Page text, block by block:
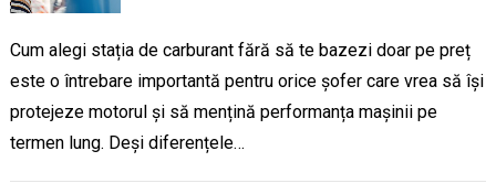
Cum alegi stația de carburant fără să te bazezi doar pe preț
este o întrebare importantă pentru orice șofer care vrea să își
protejeze motorul și să mențină performanța mașinii pe
termen lung. Deși diferențele…